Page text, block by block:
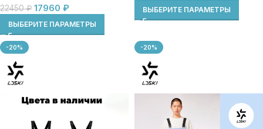
22450₽ 17960 ₽
ВЫБЕРИТЕ ПАРАМЕТРЫ
ВЫБЕРИТЕ ПАРАМЕТРЫ
-20% -20%